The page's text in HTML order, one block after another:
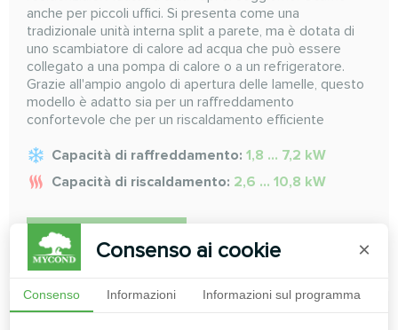
anche per piccoli uffici. Si presenta come una
tradizionale unità interna split a parete, ma è dotata di
uno scambiatore di calore ad acqua che può essere
collegato a una pompa di calore o a un refrigeratore.
Grazie all'ampio angolo di apertura delle lamelle, questo
modello è adatto sia per un raffreddamento
confortevole che per un riscaldamento efficiente
Capacità di raffreddamento: 1,8 ... 7,2 kW
Capacità di riscaldamento: 2,6 ... 10,8 kW
PER SAPERNE DI PIÙ
Consenso ai cookie ×
Consenso Informazioni Informazioni sul programma